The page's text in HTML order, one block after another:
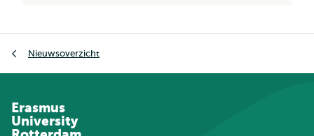
Nieuwsoverzicht
Erasmus
University